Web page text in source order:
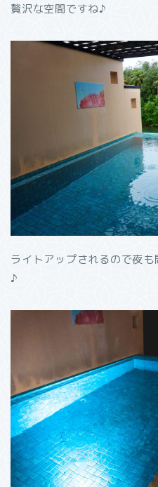
贅沢な空間ですね♪
ライトアップされるので夜
♪